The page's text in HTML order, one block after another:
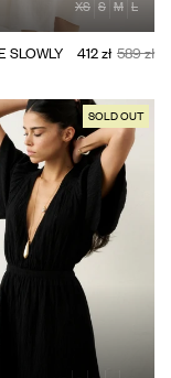
XS S M L
SLOWLY
412 zł 589 zł
SOLD OUT